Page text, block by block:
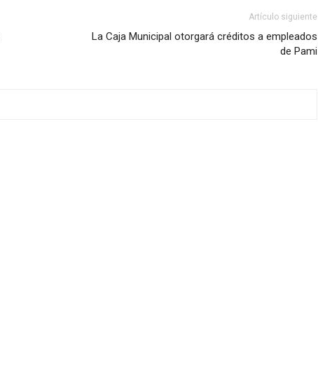
Artículo siguiente
La Caja Municipal otorgará créditos a empleados
de Pami